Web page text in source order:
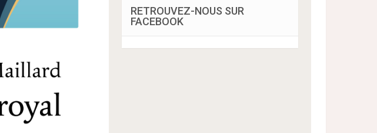
RETROUVEZ-NOUS SUR
FACEBOOK